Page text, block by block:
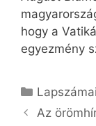
hogy a
egyezmény
Kategória
Az